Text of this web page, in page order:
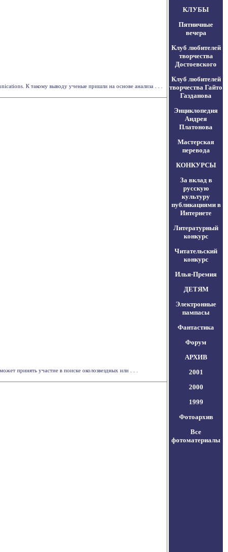
К такому выводу ученые пришли на основе анализа . . .
принять участие в поиске околозвездных или . . .
КЛУБЫ
Пятничные
вечера
Клуб любителей
творчества
Достоевского
Клуб любителей
творчества Гайто
Газданова
Энциклопедия
Андрея
Платонова
Мастерская
перевода
КОНКУРСЫ
За вклад в
русскую
культуру
публикациями в
Интернете
Литературный
конкурс
Читательский
конкурс
Илья-Премия
ДЕТЯМ
Электронные
пампасы
Фантастика
Форум
АРХИВ
2001
2000
1999
Фотоархив
Все
фотоматериалы